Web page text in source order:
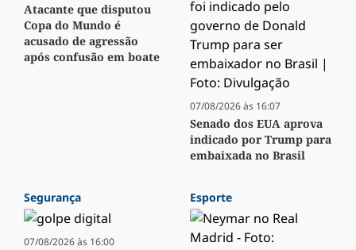
Atacante que disputou
Copa do Mundo é
acusado de agressão
após confusão em boate
07/08/2026 às 16:07
Senado dos EUA aprova
indicado por Trump para
embaixada no Brasil
Segurança
07/08/2026 às 16:00
Esporte